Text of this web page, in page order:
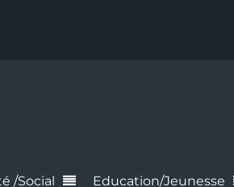
/Social Education/Jeunesse